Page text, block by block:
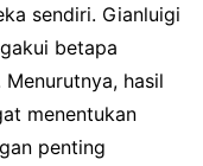
sendiri. Gianluigi
betapa
hasil
menentukan
penting